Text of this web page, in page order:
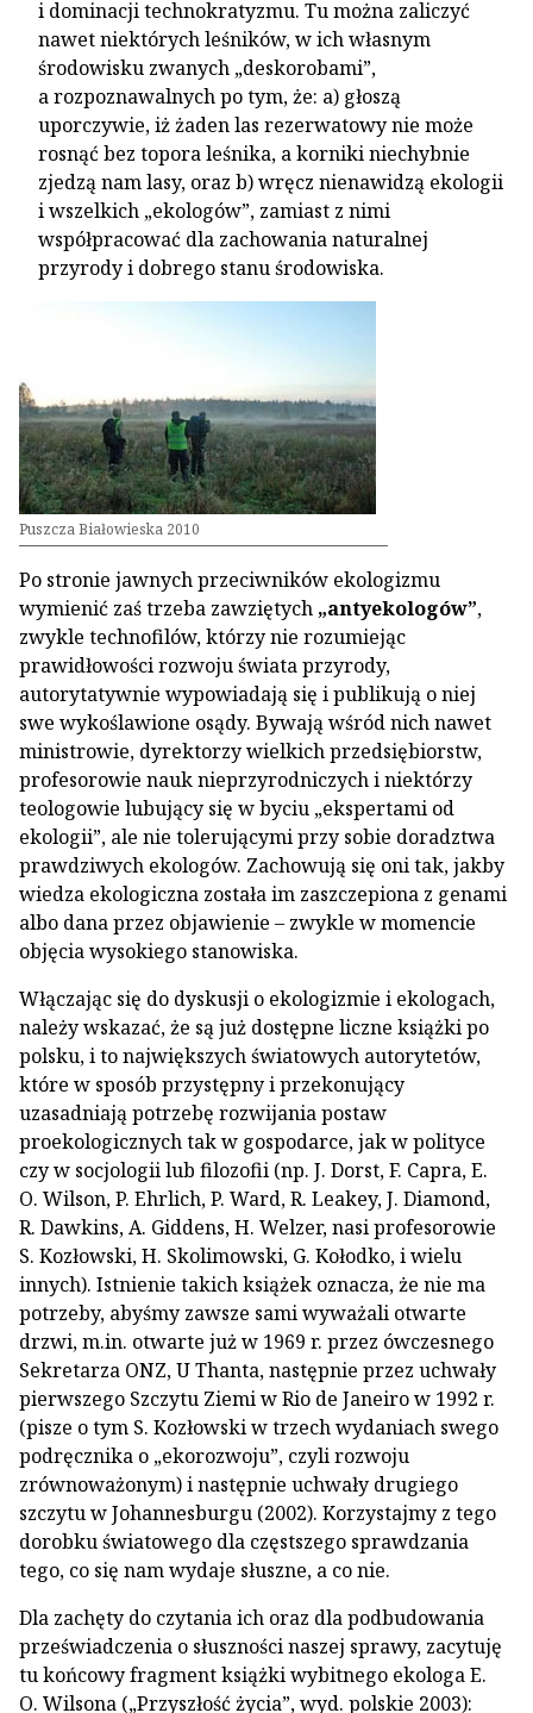
i dominacji technokratyzmu. Tu można zaliczyć
nawet niektórych leśników, w ich własnym
środowisku zwanych „deskorobami”,
a rozpoznawalnych po tym, że: a) głoszą
uporczywie, iż żaden las rezerwatowy nie może
rosnąć bez topora leśnika, a korniki niechybnie
zjedzą nam lasy, oraz b) wręcz nienawidzą ekologii
i wszelkich „ekologów”, zamiast z nimi
współpracować dla zachowania naturalnej
przyrody i dobrego stanu środowiska.
Puszcza Białowieska 2010
Po stronie jawnych przeciwników ekologizmu
wymienić zaś trzeba zawziętych „antyekologów”,
zwykle technofilów, którzy nie rozumiejąc
prawidłowości rozwoju świata przyrody,
autorytatywnie wypowiadają się i publikują o niej
swe wykoślawione osądy. Bywają wśród nich nawet
ministrowie, dyrektorzy wielkich przedsiębiorstw,
profesorowie nauk nieprzyrodniczych i niektórzy
teologowie lubujący się w byciu „ekspertami od
ekologii”, ale nie tolerującymi przy sobie doradztwa
prawdziwych ekologów. Zachowują się oni tak, jakby
wiedza ekologiczna została im zaszczepiona z genami
albo dana przez objawienie – zwykle w momencie
objęcia wysokiego stanowiska.
Włączając się do dyskusji o ekologizmie i ekologach,
należy wskazać, że są już dostępne liczne książki po
polsku, i to największych światowych autorytetów,
które w sposób przystępny i przekonujący
uzasadniają potrzebę rozwijania postaw
proekologicznych tak w gospodarce, jak w polityce
czy w socjologii lub filozofii (np. J. Dorst, F. Capra, E.
O. Wilson, P. Ehrlich, P. Ward, R. Leakey, J. Diamond,
R. Dawkins, A. Giddens, H. Welzer, nasi profesorowie
S. Kozłowski, H. Skolimowski, G. Kołodko, i wielu
innych). Istnienie takich książek oznacza, że nie ma
potrzeby, abyśmy zawsze sami wyważali otwarte
drzwi, m.in. otwarte już w 1969 r. przez ówczesnego
Sekretarza ONZ, U Thanta, następnie przez uchwały
pierwszego Szczytu Ziemi w Rio de Janeiro w 1992 r.
(pisze o tym S. Kozłowski w trzech wydaniach swego
podręcznika o „ekorozwoju”, czyli rozwoju
zrównoważonym) i następnie uchwały drugiego
szczytu w Johannesburgu (2002). Korzystajmy z tego
dorobku światowego dla częstszego sprawdzania
tego, co się nam wydaje słuszne, a co nie.
Dla zachęty do czytania ich oraz dla podbudowania
przeświadczenia o słuszności naszej sprawy, zacytuję
tu końcowy fragment książki wybitnego ekologa E.
O. Wilsona („Przyszłość życia”, wyd. polskie 2003):